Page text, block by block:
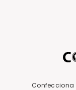
Confecciona